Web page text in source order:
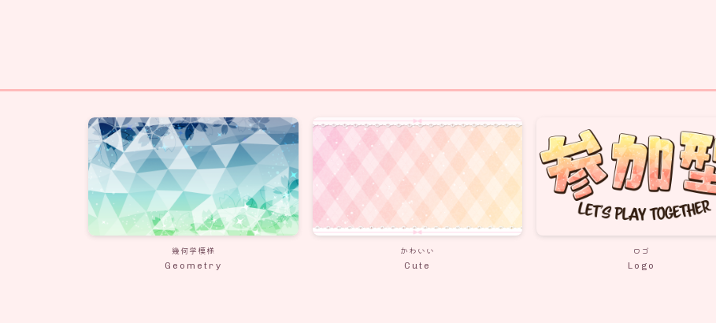
幾何学模様
Geometry
かわいい
Cute
ロゴ
Logo